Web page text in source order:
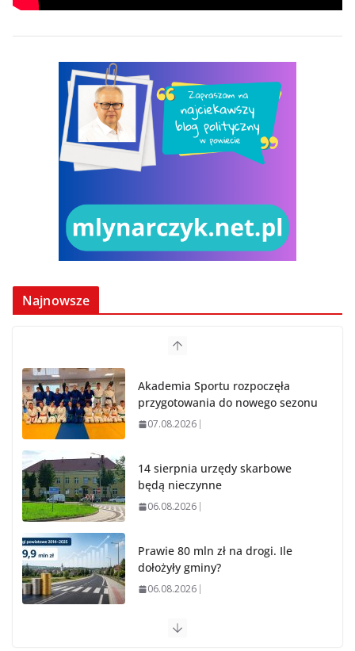
Najnowsze
Akademia Sportu rozpoczęła
przygotowania do nowego sezonu
07.08.2026
14 sierpnia urzędy skarbowe
będą nieczynne
06.08.2026
Prawie 80 mln zł na drogi. Ile
dołożyły gminy?
06.08.2026
Szkoła we Władysławowie przechodzi modernizację